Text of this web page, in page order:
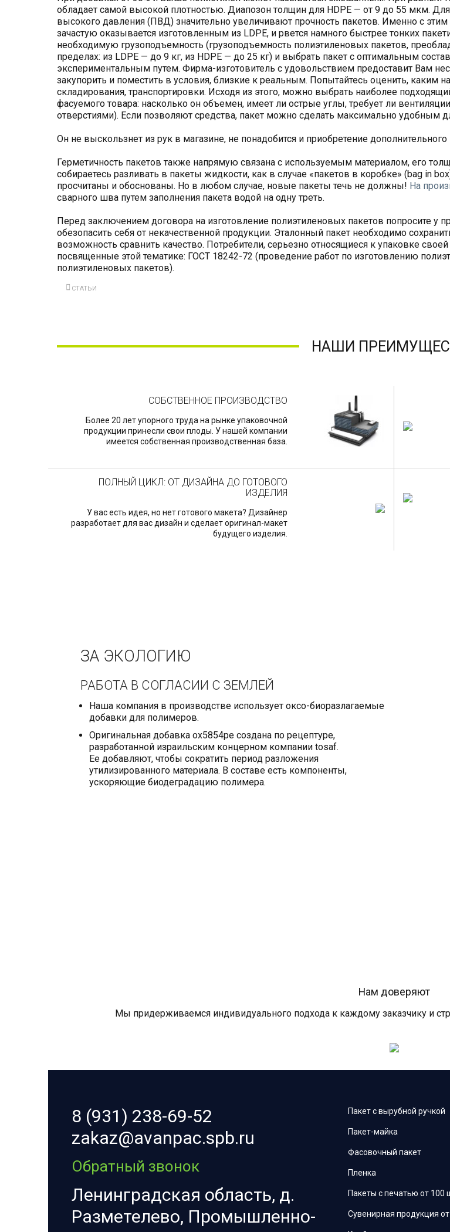
обладает самой высокой плотностью. Диапозон толщин для HDPE — от 9 до 55 мкм.
высокого давления (ПВД) значительно увеличивают прочность пакетов. Именно с
зачастую оказывается изготовленным из LDPE, и рвется намного быстрее тонких
необходимую грузоподъемность (грузоподъемность полиэтиленовых пакетов,
пределах: из LDPE — до 9 кг, из HDPE — до 25 кг) и выбрать пакет с оптимальным
экспериментальным путем. Фирма-изготовитель с удовольствием предоставит Вам
закупорить и поместить в условия, близкие к реальным. Попытайтесь оценить, каким
складирования, транспортировки. Исходя из этого, можно выбрать наиболее
фасуемого товара: насколько он объемен, имеет ли острые углы, требует ли
отверстиями). Если позволяют средства, пакет можно сделать максимально удобным
Он не выскользнет из рук в магазине, не понадобится и приобретение
Герметичность пакетов также напрямую связана с используемым материалом, его
собираетесь разливать в пакеты жидкости, как в случае «пакетов в коробке» (bag in
просчитаны и обоснованы. Но в любом случае, новые пакеты течь не должны! На
сварного шва путем заполнения пакета водой на одну треть.
Перед заключением договора на изготовление полиэтиленовых пакетов попросите у
обезопасить себя от некачественной продукции. Эталонный пакет необходимо
возможность сравнить качество. Потребители, серьезно относящиеся к упаковке
посвященные этой тематике: ГОСТ 18242-72 (проведение работ по изготовлению
полиэтиленовых пакетов).
СТАТЬИ
НАШИ
СОБСТВЕННОЕ ПРОИЗВОДСТВО
Более 20 лет упорного труда на рынке упаковочной
продукции принесли свои плоды. У нашей компании
имеется собственная производственная база.
ПОЛНЫЙ ЦИКЛ: ОТ ДИЗАЙНА ДО ГОТОВОГО
ИЗДЕЛИЯ
У вас есть идея, но нет готового макета? Дизайнер
разработает для вас дизайн и сделает оригинал-макет
будущего изделия.
ЗА ЭКОЛОГИЮ
РАБОТА В СОГЛАСИИ С ЗЕМЛЕЙ
Наша компания в производстве использует оксо-биоразлагаемые
добавки для полимеров.
Оригинальная добавка ox5854pe создана по рецептуре,
разработанной израильским концерном компании tosaf.
Ее добавляют, чтобы сократить период разложения
утилизированного материала. В составе есть компоненты,
ускоряющие биодеградацию полимера.
Нам доверяют
Мы придерживаемся индивидуального подхода к каждому заказчику и
8 (931) 238-69-52
zakaz@avanpac.spb.ru
Обратный звонок
Ленинградская область, д.
Разметелево, Промышленно-
Пакет с вырубной ручкой
Пакет-майка
Фасовочный пакет
Пленка
Пакеты с печатью от 100
Сувенирная продукция